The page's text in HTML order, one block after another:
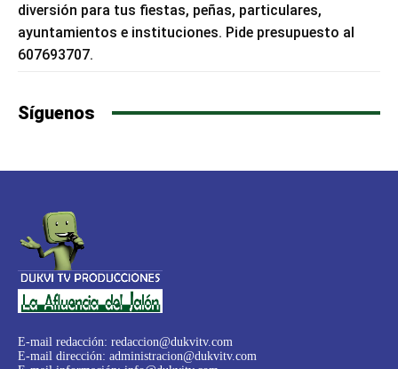
diversión para tus fiestas, peñas, particulares,
ayuntamientos e instituciones. Pide presupuesto al
607693707.
Síguenos
E-mail redacción: redaccion@dukvitv.com
E-mail dirección: administracion@dukvitv.com